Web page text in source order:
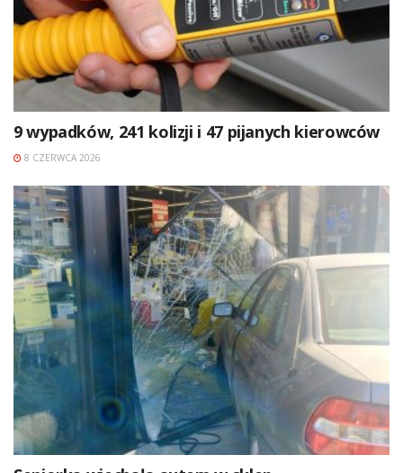
9 wypadków, 241 kolizji i 47 pijanych kierowców
8 CZERWCA 2026